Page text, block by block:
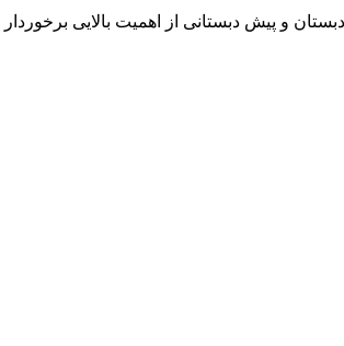
و پیش دبستانی از اهمیت بالایی